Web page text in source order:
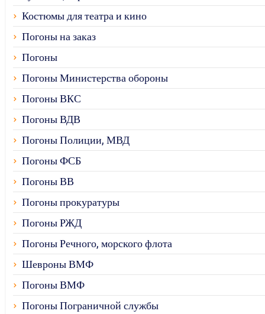
Костюмы для театра и кино
Погоны на заказ
Погоны
Погоны Министерства обороны
Погоны ВКС
Погоны ВДВ
Погоны Полиции, МВД
Погоны ФСБ
Погоны ВВ
Погоны прокуратуры
Погоны РЖД
Погоны Речного, морского флота
Шевроны ВМФ
Погоны ВМФ
Погоны Пограничной службы